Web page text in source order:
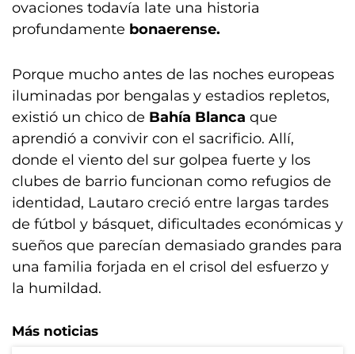
ovaciones todavía late una historia
profundamente bonaerense.
Porque mucho antes de las noches europeas
iluminadas por bengalas y estadios repletos,
existió un chico de Bahía Blanca que
aprendió a convivir con el sacrificio. Allí,
donde el viento del sur golpea fuerte y los
clubes de barrio funcionan como refugios de
identidad, Lautaro creció entre largas tardes
de fútbol y básquet, dificultades económicas y
sueños que parecían demasiado grandes para
una familia forjada en el crisol del esfuerzo y
la humildad.
Más noticias